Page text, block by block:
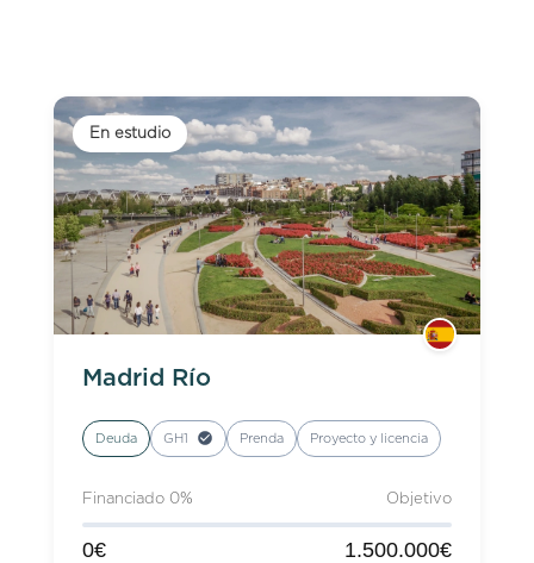
En estudio
Madrid Río
Deuda GH1 Prenda Proyecto y licencia
Financiado 0% Objetivo
0€ 1.500.000€